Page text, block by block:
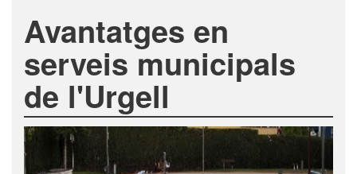
Avantatges en
serveis municipals
de l'Urgell